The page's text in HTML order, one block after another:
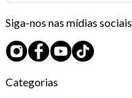
Siga-nos nas mídias sociais
Categorias